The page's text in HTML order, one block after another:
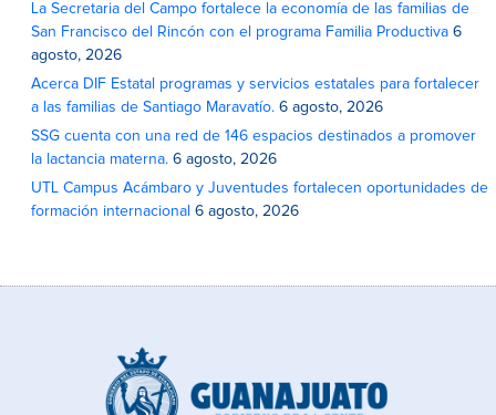
La Secretaria del Campo fortalece la economía de las familias de
San Francisco del Rincón con el programa Familia Productiva 6
agosto, 2026
Acerca DIF Estatal programas y servicios estatales para fortalecer
a las familias de Santiago Maravatío. 6 agosto, 2026
SSG cuenta con una red de 146 espacios destinados a promover
la lactancia materna. 6 agosto, 2026
UTL Campus Acámbaro y Juventudes fortalecen oportunidades de
formación internacional 6 agosto, 2026